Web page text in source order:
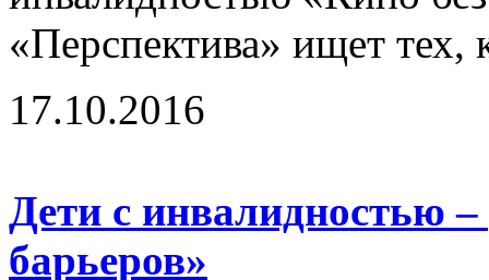
«Перспектива» ищет тех,
17.10.2016
Дети с инвалидностью
барьеров»